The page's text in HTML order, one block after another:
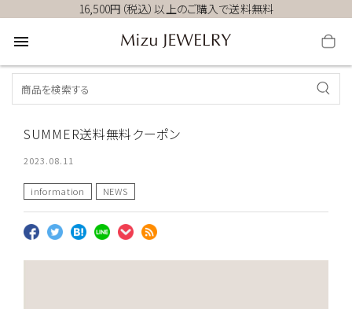
16,500円（税込）以上のご購入で送料無料
menu
SUMMER送料無料クーポン
2023.08.11
information NEWS